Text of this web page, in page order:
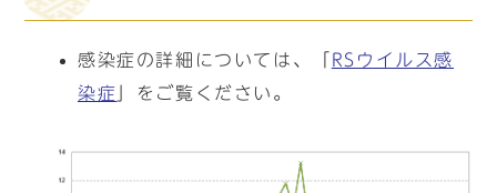
感染症の詳細については、「
RSウイルス感
染症 」をご覧ください。